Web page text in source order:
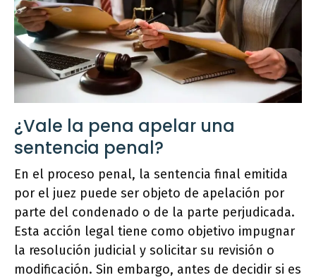
¿Vale la pena apelar una
sentencia penal?
En el proceso penal, la sentencia final emitida
por el juez puede ser objeto de apelación por
parte del condenado o de la parte perjudicada.
Esta acción legal tiene como objetivo impugnar
la resolución judicial y solicitar su revisión o
modificación. Sin embargo, antes de decidir si es